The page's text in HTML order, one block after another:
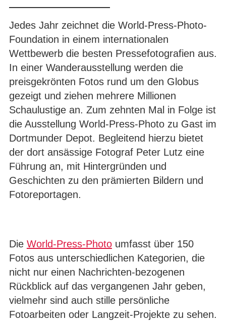
Jedes Jahr zeichnet die World-Press-Photo-
Foundation in einem internationalen
Wettbewerb die besten Pressefotografien aus.
In einer Wanderausstellung werden die
preisgekrönten Fotos rund um den Globus
gezeigt und ziehen mehrere Millionen
Schaulustige an. Zum zehnten Mal in Folge ist
die Ausstellung World-Press-Photo zu Gast im
Dortmunder Depot. Begleitend hierzu bietet
der dort ansässige Fotograf Peter Lutz eine
Führung an, mit Hintergründen und
Geschichten zu den prämierten Bildern und
Fotoreportagen.
Die World-Press-Photoumfasst über 150
Fotos aus unterschiedlichen Kategorien, die
nicht nur einen Nachrichten-bezogenen
Rückblick auf das vergangenen Jahr geben,
vielmehr sind auch stille persönliche
Fotoarbeiten oder Langzeit-Projekte zu sehen.